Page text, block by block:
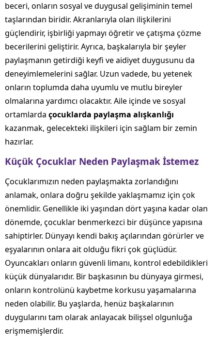
beceri, onların sosyal ve duygusal gelişiminin temel
taşlarından biridir. Akranlarıyla olan ilişkilerini
güçlendirir, işbirliği yapmayı öğretir ve çatışma çözme
becerilerini geliştirir. Ayrıca, başkalarıyla bir şeyler
paylaşmanın getirdiği keyfi ve aidiyet duygusunu da
deneyimlemelerini sağlar. Uzun vadede, bu yetenek
onların toplumda daha uyumlu ve mutlu bireyler
olmalarına yardımcı olacaktır. Aile içinde ve sosyal
ortamlarda çocuklarda paylaşma alışkanlığı
kazanmak, gelecekteki ilişkileri için sağlam bir zemin
hazırlar.
Küçük Çocuklar Neden Paylaşmak İstemez
Çocuklarımızın neden paylaşmakta zorlandığını
anlamak, onlara doğru şekilde yaklaşmamız için çok
önemlidir. Genellikle iki yaşından dört yaşına kadar olan
dönemde, çocuklar benmerkezci bir düşünce yapısına
sahiptirler. Dünyayı kendi bakış açılarından görürler ve
eşyalarının onlara ait olduğu fikri çok güçlüdür.
Oyuncakları onların güvenli limanı, kontrol edebildikleri
küçük dünyalarıdır. Bir başkasının bu dünyaya girmesi,
onların kontrolünü kaybetme korkusu yaşamalarına
neden olabilir. Bu yaşlarda, henüz başkalarının
duygularını tam olarak anlayacak bilişsel olgunluğa
erişmemişlerdir.